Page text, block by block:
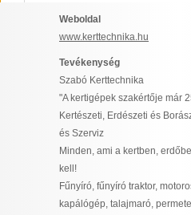
I want to allow Google to
related to security,
user protection.
CONFIRM
Data Deletion Data
Weboldal
www.kerttechnika.hu
Tevékenység
Szabó Kerttechnika
"A kertigépek szakértője már
Kertészeti, Erdészeti és
és Szerviz
Minden, ami a kertben,
kell!
Fűnyíró, fűnyíró traktor,
kapálógép, talajmaró,